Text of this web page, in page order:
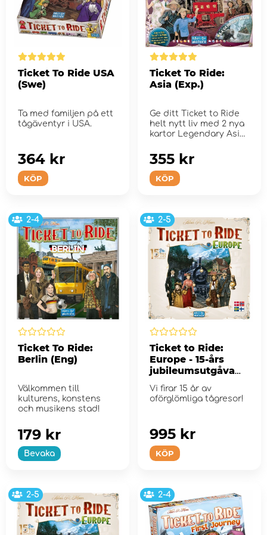
Ticket To Ride USA
(Swe)
Ta med familjen på ett
tågäventyr i USA.
KÖP
364 kr
Ticket To Ride:
Asia (Exp.)
Ge ditt Ticket to Ride
helt nytt liv med 2 nya
kartor Legendary Asia
KÖP
355 kr
2-4
Ticket To Ride:
Berlin (Eng)
Välkommen till
kulturens, konstens
och musikens stad!
Bevaka
179 kr
2-5
Ticket to Ride:
Europe - 15-års
jubileumsutgåva
(Swe)
Vi firar 15 år av
oförglömliga tågresor!
KÖP
995 kr
2-5 2-4